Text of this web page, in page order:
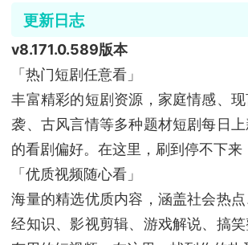
更新日志
v8.171.0.589版本
「热门短剧任意看」
丰富精彩的短剧资源，家庭情感、
袭、古风言情等多种题材短剧每日
的看剧偏好。在这里，刷到停不下来
「优质视频随心看」
海量的精选优质内容，涵盖社会热
经知识、影视剪辑、游戏解说、搞